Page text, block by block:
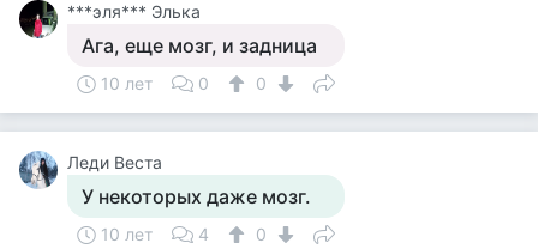
***эля*** Элька
Ага, еще мозг, и задница
10 лет 0 0
Леди Веста
У некоторых даже мозг.
10 лет 4
0